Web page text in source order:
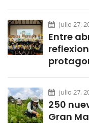
julio 27,
Entre
julio 27,
250
Gran